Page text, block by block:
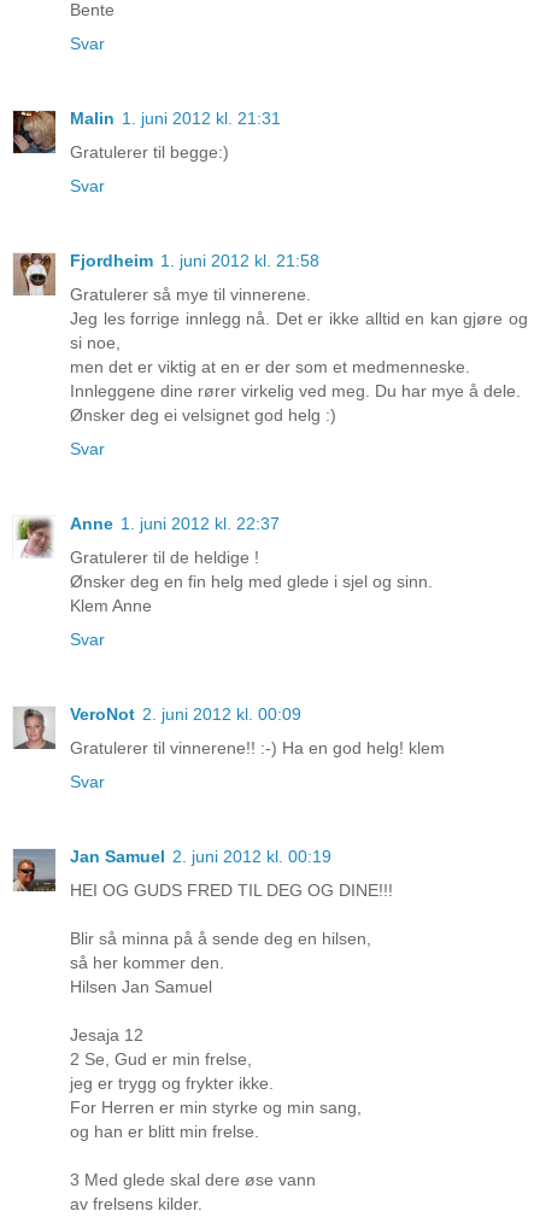
Bente
Svar
Malin 1. juni 2012 kl. 21:31
Gratulerer til begge:)
Svar
Fjordheim 1. juni 2012 kl. 21:58
Gratulerer så mye til vinnerene.
Jeg les forrige innlegg nå. Det er ikke alltid en kan gjøre og
si noe,
men det er viktig at en er der som et medmenneske.
Innleggene dine rører virkelig ved meg. Du har mye å dele.
Ønsker deg ei velsignet god helg :)
Svar
Anne 1. juni 2012 kl. 22:37
Gratulerer til de heldige !
Ønsker deg en fin helg med glede i sjel og sinn.
Klem Anne
Svar
VeroNot 2. juni 2012 kl. 00:09
Gratulerer til vinnerene!! :-) Ha en god helg! klem
Svar
Jan Samuel 2. juni 2012 kl. 00:19
HEI OG GUDS FRED TIL DEG OG DINE!!!
Blir så minna på å sende deg en hilsen,
så her kommer den.
Hilsen Jan Samuel
Jesaja 12
2 Se, Gud er min frelse,
jeg er trygg og frykter ikke.
For Herren er min styrke og min sang,
og han er blitt min frelse.
3 Med glede skal dere øse vann
av frelsens kilder.